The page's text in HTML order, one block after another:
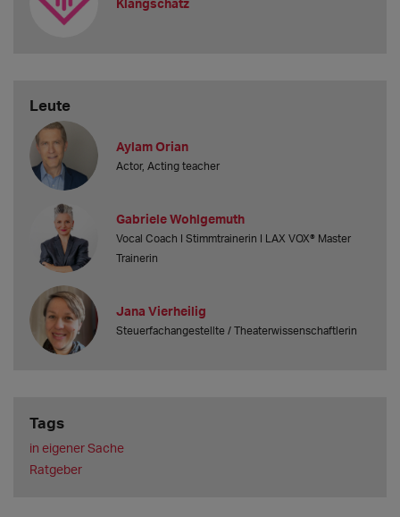
Klangschatz
Leute
Aylam Orian
Actor, Acting teacher
Gabriele Wohlgemuth
Vocal Coach I Stimmtrainerin I LAX VOX® Master
Trainerin
Jana Vierheilig
Steuerfachangestellte / Theaterwissenschaftlerin
Tags
in eigener Sache
Ratgeber